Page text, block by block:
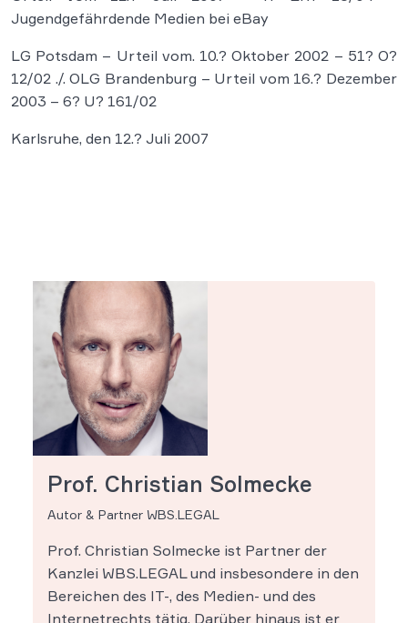
Jugendgefährdende Medien bei eBay
LG Potsdam – Urteil vom. 10.? Oktober 2002 – 51? O?
12/02 ./. OLG Brandenburg – Urteil vom 16.? Dezember
2003 – 6? U? 161/02
Karlsruhe, den 12.? Juli 2007
Prof. Christian Solmecke
Autor & Partner WBS.LEGAL
Prof. Christian Solmecke ist Partner der
Kanzlei WBS.LEGAL und insbesondere in den
Bereichen des IT-, des Medien- und des
Internetrechts tätig. Darüber hinaus ist er